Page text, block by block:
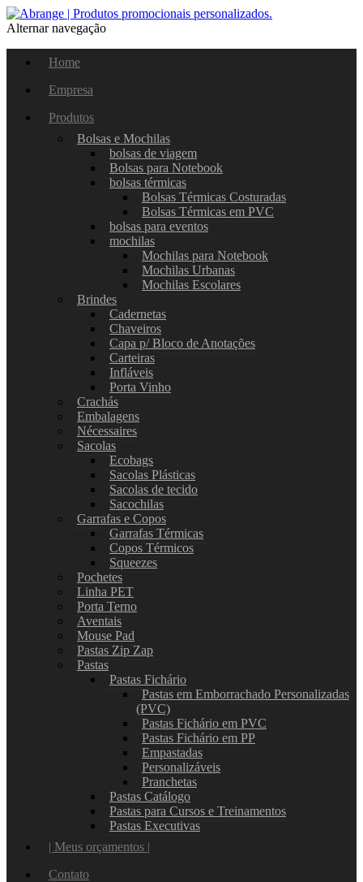
Alternar navegação
Home
Empresa
Produtos
Bolsas e Mochilas
bolsas de viagem
Bolsas para Notebook
bolsas térmicas
Bolsas Térmicas Costuradas
Bolsas Térmicas em PVC
bolsas para eventos
mochilas
Mochilas para Notebook
Mochilas Urbanas
Mochilas Escolares
Brindes
Cadernetas
Chaveiros
Capa p/ Bloco de Anotações
Carteiras
Infláveis
Porta Vinho
Crachás
Embalagens
Nécessaires
Sacolas
Ecobags
Sacolas Plásticas
Sacolas de tecido
Sacochilas
Garrafas e Copos
Garrafas Térmicas
Copos Térmicos
Squeezes
Pochetes
Linha PET
Porta Terno
Aventais
Mouse Pad
Pastas Zip Zap
Pastas
Pastas Fichário
Pastas em Emborrachado Personalizadas
(PVC)
Pastas Fichário em PVC
Pastas Fichário em PP
Empastadas
Personalizáveis
Pranchetas
Pastas Catálogo
Pastas para Cursos e Treinamentos
Pastas Executivas
| Meus orçamentos |
Contato